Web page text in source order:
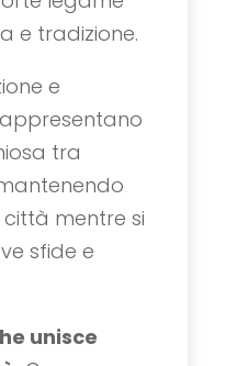
e tradizione.
e
tra
mentre si
sfide e
unisce